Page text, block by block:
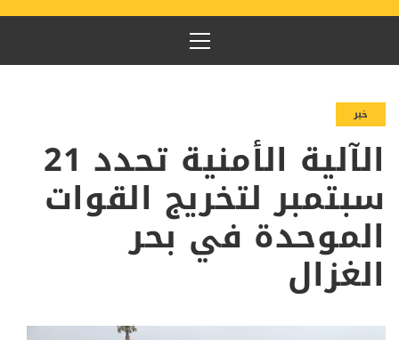
القائمة
الرئيسية
خبر
الآلية الأمنية تحدد 21
سبتمبر لتخريج القوات
الموحدة في بحر
الغزال